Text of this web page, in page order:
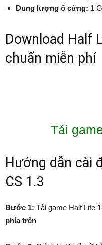
Dung lượng ổ cứng: 1
Download Half
chuẩn miễn phí
Tải
Hướng dẫn cài
CS 1.3
Bước 1: Tải game Half Life
phía trên